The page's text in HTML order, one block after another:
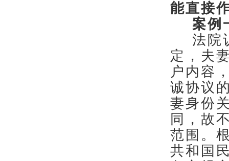
能直接
案例
法院
定，夫
户内容
诚协议
妻身份
同，故
范围。
共和国